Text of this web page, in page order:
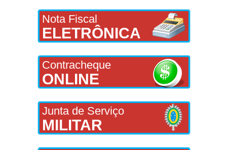
Nota Fiscal
ELETRÔNICA
Contracheque
ONLINE
Junta de Serviço
MILITAR